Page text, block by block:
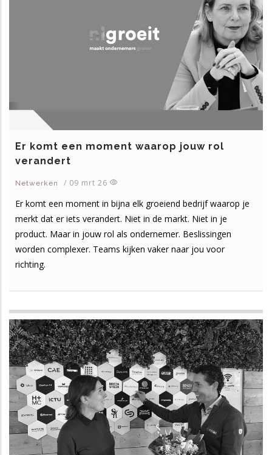
Er komt een moment waarop jouw rol
verandert
Netwerken / 09 mrt 26
Er komt een moment in bijna elk groeiend bedrijf waarop je
merkt dat er iets verandert. Niet in de markt. Niet in je
product. Maar in jouw rol als ondernemer. Beslissingen
worden complexer. Teams kijken vaker naar jou voor
richting.